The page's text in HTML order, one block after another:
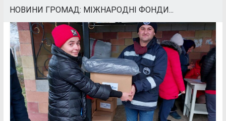
НОВИНИ ГРОМАД: МІЖНАРОДНІ ФОНДИ...